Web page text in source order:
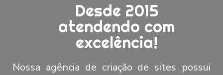
Desde 2015
atendendo com
excelência!
Nossa agência de criação de sites possui